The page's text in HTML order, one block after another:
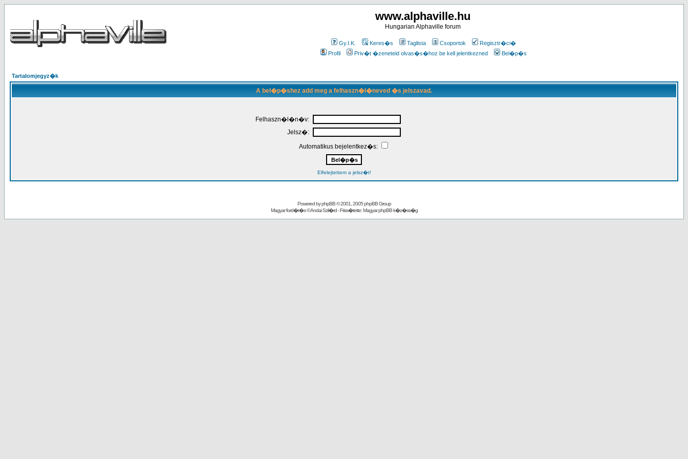
www.alphaville.hu
Hungarian Alphaville forum
Gy.I.K. Keres�s Taglista Csoportok
Regisztr�ci�
Profil
Priv�t �zeneteid olvas�s�hoz be kell jelentkezned Bel�p�s
Tartalomjegyz�k
A bel�p�shez add meg a felhaszn�l�neved �s jelszavad.
Felhaszn�l�n�v:
Jelsz�:
Automatikus bejelentkez�s:
Elfelejtettem a jelsz�t!
Powered byphpBB© 2001, 2005 phpBB Group
Magyar ford�t�s ©Andai Szil�rd- Friss�tette:Magyar phpBB k�z�ss�g